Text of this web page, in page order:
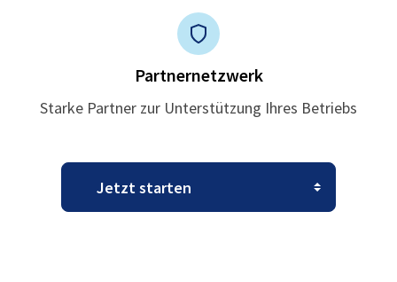
Partnernetzwerk
Starke Partner zur Unterstützung Ihres Betriebs